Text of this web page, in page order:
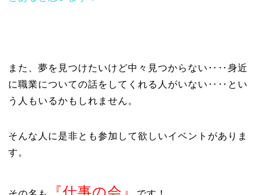
また、夢を見つけたいけど中々見つからない‥‥身近
に職業についての話をしてくれる人がいない‥‥とい
う人もいるかもしれません。
そんな人に是非とも参加して欲しいイベントがありま
す。
『仕事の会』